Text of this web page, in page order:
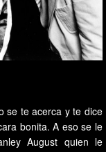
se te acerca y te dice
bonita. A eso se le
August quien le